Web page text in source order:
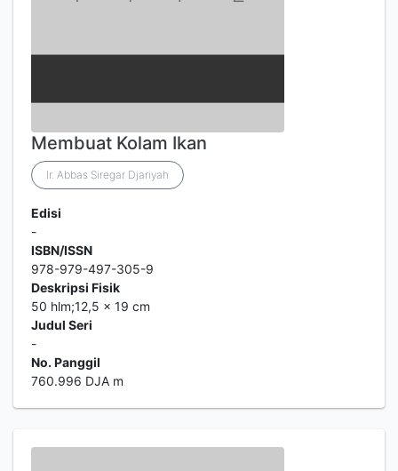
Membuat Kolam Ikan
Ir. Abbas Siregar Djariyah
Edisi
-
ISBN/ISSN
978-979-497-305-9
Deskripsi Fisik
50 hlm;12,5 x 19 cm
Judul Seri
-
No. Panggil
760.996 DJA m